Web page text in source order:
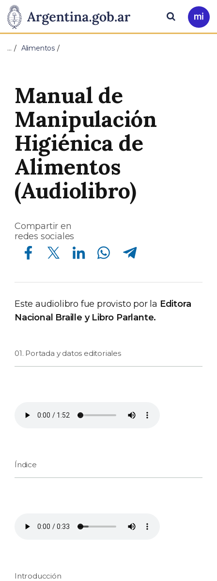
Presidencia
de
Nación
Pasar al contenido principal
Ir
a
Buscar
… Alimentos
Manual de
Manipulación
Higiénica de
Alimentos
(Audiolibro)
Compartir en
redes sociales
Compartir en Facebook Compartir en Twitter Compartir en Linkedin Compartir en Whatsapp Compartir en Telegram
Este audiolibro fue provisto por la Editora
Nacional Braille y Libro Parlante.
01. Portada y datos editoriales
Índice
Introducción